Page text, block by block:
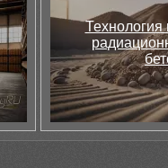
Технология